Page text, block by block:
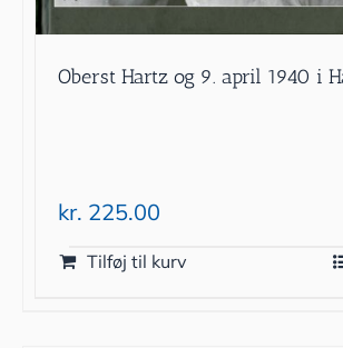
Oberst Hartz og 9. april 1940 i
kr. 225.00
Tilføj til kurv